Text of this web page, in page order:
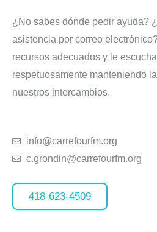
¿No sabes dónde pedir ayuda?
asistencia por correo
recursos adecuados y le
respetuosamente manteniendo
nuestros intercambios.
info@carrefourfm.org
c.grondin@carrefourfm.org
418-623-4509